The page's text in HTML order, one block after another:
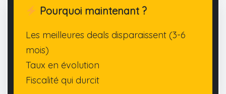
Pourquoi maintenant ?
Les meilleures deals disparaissent (3-6
mois)
Taux en évolution
Fiscalité qui durcit